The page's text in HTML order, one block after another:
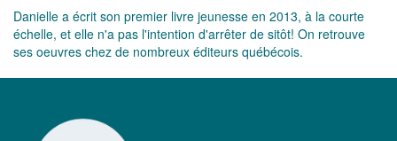
Danielle a écrit son premier livre jeunesse en 2013, à la courte
échelle, et elle n'a pas l'intention d'arrêter de sitôt! On retrouve
ses oeuvres chez de nombreux éditeurs québécois.